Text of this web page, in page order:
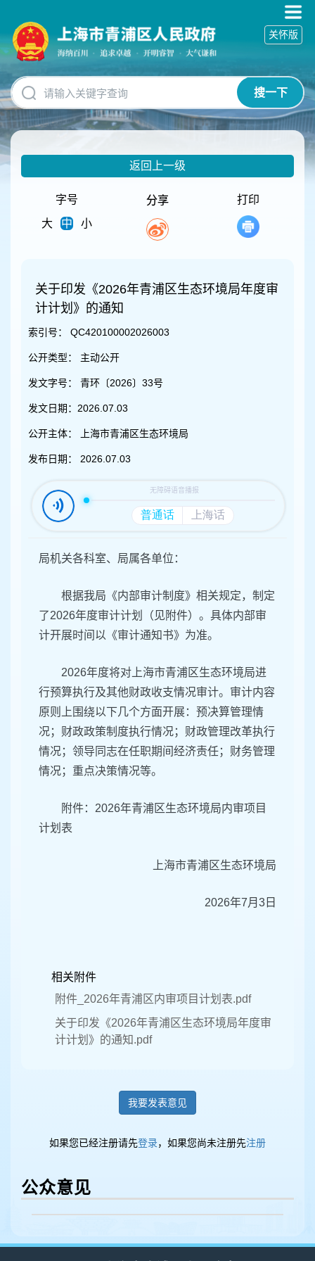
碍
操
明
跳
转
到
网
搜一下
关怀版
返回上一级
字号
大
中 小
分享 打印
关于印发《2026年青浦区生态环境局年度审
计计划》的通知
索引号： QC420100002026003
公开类型： 主动公开
发文字号： 青环〔2026〕33号
发文日期： 2026.07.03
公开主体： 上海市青浦区生态环境局
发布日期： 2026.07.03
局机关各科室、局属各单位：
根据我局《内部审计制度》相关规定，制定
了2026年度审计计划（见附件）。具体内部审
计开展时间以《审计通知书》为准。
2026年度将对上海市青浦区生态环境局进
行预算执行及其他财政收支情况审计。审计内容
原则上围绕以下几个方面开展：预决算管理情
况；财政政策制度执行情况；财政管理改革执行
情况；领导同志在任职期间经济责任；财务管理
情况；重点决策情况等。
附件：2026年青浦区生态环境局内审项目
计划表
上海市青浦区生态环境局
2026年7月3日
相关附件
附件_2026年青浦区内审项目计划表.pdf
关于印发《2026年青浦区生态环境局年度审
计计划》的通知.pdf
我要发表意见
如果您已经注册请先登录，如果您尚未注册先注册
公众意见